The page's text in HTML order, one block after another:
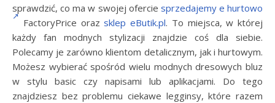
sprawdzić, co ma w swojej ofercie sprzedajemy e hurtowo
FactoryPrice orazsklep eButik.pl. To miejsca, w której
każdy fan modnych stylizacji znajdzie coś dla siebie.
Polecamy je zarówno klientom detalicznym, jak i hurtowym.
Możesz wybierać spośród wielu modnych dresowych bluz
w stylu basic czy napisami lub aplikacjami. Do tego
znajdziesz bez problemu ciekawe legginsy, które razem